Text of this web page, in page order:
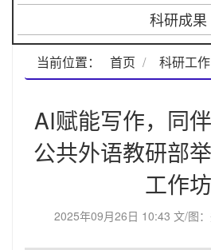
科研成果
当前位置： 首页 科研工作
AI赋能写作，同伴
公共外语教研部
工作坊
2025年09月26日 10:43 文/图